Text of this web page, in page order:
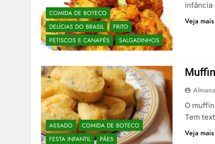
COMIDA DE BOTECO
DELÍCIAS DO BRASIL
FRITO
PETISCOS E CANAPÉS
SALGADINHOS
infância
Veja mais
ASSADO
COMIDA DE BOTECO
FESTA INFANTIL
PÃES
O
Tem
Veja mais